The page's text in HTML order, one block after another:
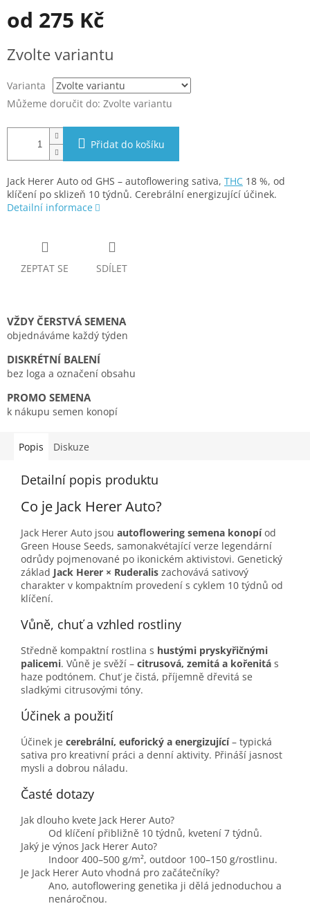
od 275 Kč
cena:
Zvolte variantu
Varianta
Můžeme doručit do: Zvolte variantu
Přidat do košíku
Jack Herer Auto od GHS – autoflowering sativa, THC 18 %, od
klíčení po sklizeň 10 týdnů. Cerebrální energizující účinek.
Detailní informace
ZEPTAT SE SDÍLET
VŽDY ČERSTVÁ SEMENA
objednáváme každý týden
DISKRÉTNÍ BALENÍ
bez loga a označení obsahu
PROMO SEMENA
k nákupu semen konopí
Popis Diskuze
Detailní popis produktu
Co je Jack Herer Auto?
Jack Herer Auto jsou autoflowering semena konopíod
Green House Seeds, samonakvétající verze legendární
odrůdy pojmenované po ikonickém aktivistovi. Genetický
základ Jack Herer × Ruderalis zachovává sativový
charakter v kompaktním provedení s cyklem 10 týdnů od
klíčení.
Vůně, chuť a vzhled rostliny
Středně kompaktní rostlina s hustými pryskyřičnými
palicemi. Vůně je svěží – citrusová, zemitá a kořenitá s
haze podtónem. Chuť je čistá, příjemně dřevitá se
sladkými citrusovými tóny.
Účinek a použití
Účinek je cerebrální, euforický a energizující– typická
sativa pro kreativní práci a denní aktivity. Přináší jasnost
mysli a dobrou náladu.
Časté dotazy
Jak dlouho kvete Jack Herer Auto?
Od klíčení přibližně 10 týdnů, kvetení 7 týdnů.
Jaký je výnos Jack Herer Auto?
Indoor 400–500 g/m², outdoor 100–150 g/rostlinu.
Je Jack Herer Auto vhodná pro začátečníky?
Ano, autoflowering genetika ji dělá jednoduchou a
nenáročnou.